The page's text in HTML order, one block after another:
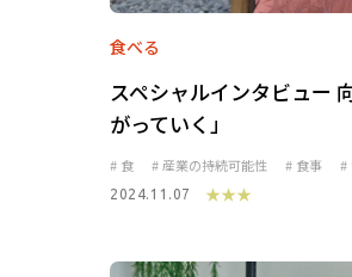
食べる
スペシャルインタビュー
がっていく」
食 産業の持続可能性 食事
2024.11.07 ★★★